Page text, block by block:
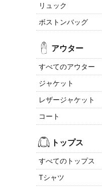
リュック
ボストンバッグ
アウター
すべてのアウター
ジャケット
レザージャケット
コート
トップス
すべてのトップス
Tシャツ